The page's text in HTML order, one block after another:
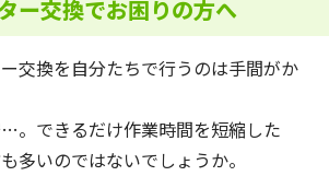
ー交換でお困りの方へ
交換を自分たちで行うのは手間がか
。できるだけ作業時間を短縮した
多いのではないでしょうか。